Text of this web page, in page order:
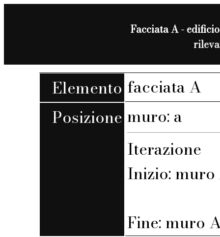
Facciata A -
Elemento facciata A
Posizione muro: a
Iterazione
Inizio: muro
Fine: muro